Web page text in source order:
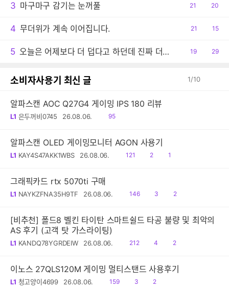
3 마구마구 감기는 눈꺼풀
공
21
댓
20
4 무더위가 계속 이어집니다.
공
21
댓
15
5 오늘은 어제보다 더 덥다고 하던데 진짜 더운 날씨이긴 하네요.
공
19
댓
29
소비자사용기 최신 글 1/10
알파스캔 AOC Q27G4 게이밍 IPS 180 리뷰
L1 은두꺼비0745 26.08.06.
읽
95
알파스캔 OLED 게이밍모니터 AGON 사용기
L1 KAY4S47AKK1WBS 26.08.06.
읽
121
공
2
댓1
그래픽카드 rtx 5070ti 구매
L1 NAYKZFNA35H9TF 26.08.06.
읽
146
공
3
댓
2
[비추천] 폴드8 벨킨 타이탄 스마트쉴드 타공 불량 및 최악의
AS 후기 (고객 탓 가스라이팅)
L1 KANDQ78YGRDEIW 26.08.06.
읽
212
공
4
댓
2
이노스 27QLS120M 게이밍 멀티스탠드 사용후기
L1 청고양이4699 26.08.06.
읽
159
공
3
댓
2